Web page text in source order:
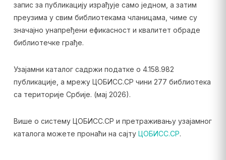
запис за публикацију израђује само једном, а затим
преузима у свим библиотекама чланицама, чиме су
значајно унапређени ефикасност и квалитет обраде
библиотечке грађе.
Узајамни каталог садржи податке о 4.158.982
публикације, а мрежу ЦОБИСС.СР чини 277 библиотека
са територије Србије. (мај 2026).
Више о систему ЦОБИСС.СР и претраживању узајамног
каталога можете пронаћи на сајту ЦОБИСС.СР.